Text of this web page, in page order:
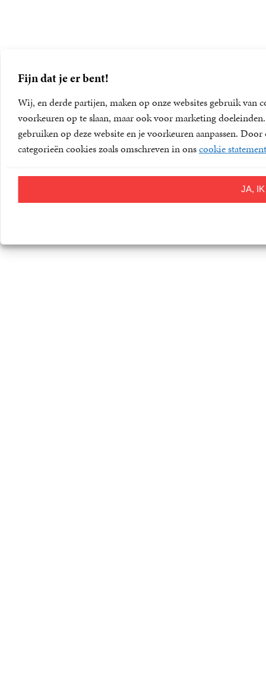
Fijn dat je er bent!
Wij, en derde partijen, maken op onze websites gebruik
voorkeuren op te slaan, maar ook voor marketing
gebruiken op deze website en je voorkeuren aanpassen.
categorieën cookies zoals omschreven in onscookie statement
JA,